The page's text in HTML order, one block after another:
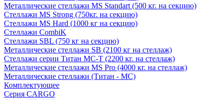
Металлические стеллажи MS Standart (500 кг. на секцию)
Стеллажи MS Strong (750кг. на секцию)
Стеллажи MS Hard (1000 кг на секцию)
Стеллажи CombiK
Стеллажи SBL (750 кг на секцию)
Металлические стеллажи SB (2100 кг на стеллаж)
Стеллажи серии Титан МС-Т (2200 кг. на стеллаж)
Металлические стеллажи MS Pro (4000 кг. на стеллаж)
Металлические стеллажи (Титан - МС)
Комплектующее
Серия CARGO